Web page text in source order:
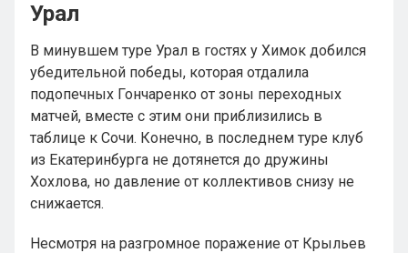
Урал
В минувшем туре Урал в гостях у Химок добился
убедительной победы, которая отдалила
подопечных Гончаренко от зоны переходных
матчей, вместе с этим они приблизились в
таблице к Сочи. Конечно, в последнем туре клуб
из Екатеринбурга не дотянется до дружины
Хохлова, но давление от коллективов снизу не
снижается.
Несмотря на разгромное поражение от Крыльев